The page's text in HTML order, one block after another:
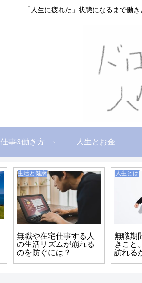
「人生に疲れた」状態になるまで働
仕事&働き方 人生とお金
生活と健康
無職や在宅仕事する人
の生活リズムが崩れる
のを防ぐには？
人生とは
無職期
きこと
訪れる